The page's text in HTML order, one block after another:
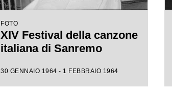
FOTO
XIV Festival della canzone
italiana di Sanremo
30 GENNAIO 1964 - 1 FEBBRAIO 1964